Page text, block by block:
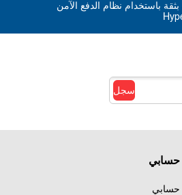
باستخدام نظام الدفع الآمن
سجل
حسابي
حسابي